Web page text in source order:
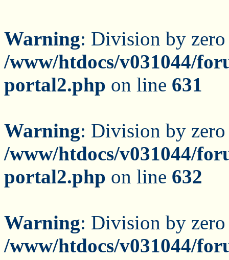
Warning: Division by
/www/htdocs/v031044/
portal2.php on line 631
Warning: Division by
/www/htdocs/v031044/
portal2.php on line 632
Warning: Division by
/www/htdocs/v031044/